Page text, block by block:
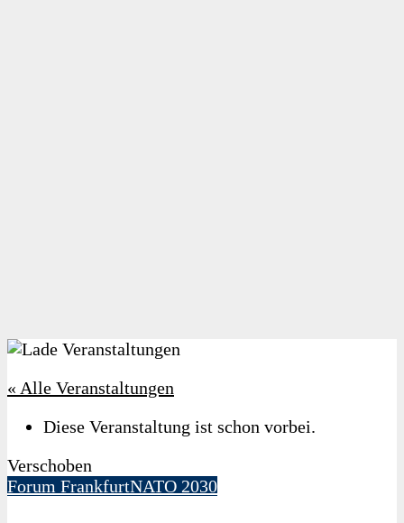
« Alle Veranstaltungen
Diese Veranstaltung ist schon vorbei.
Verschoben
Forum FrankfurtNATO 2030